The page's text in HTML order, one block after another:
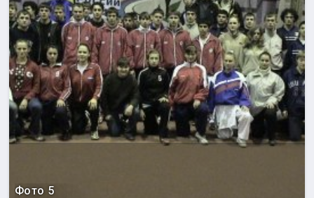
Фото 5